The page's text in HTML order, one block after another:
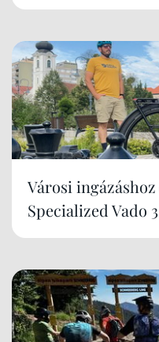
Városi
Specialized Vado 3